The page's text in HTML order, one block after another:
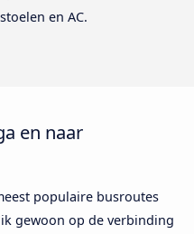
en AC.
en naar
populaire busroutes
gewoon op de verbinding